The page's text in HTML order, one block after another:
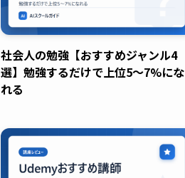
社会人の勉強【おすすめジャンル4
選】勉強するだけで上位5～7%にな
れる